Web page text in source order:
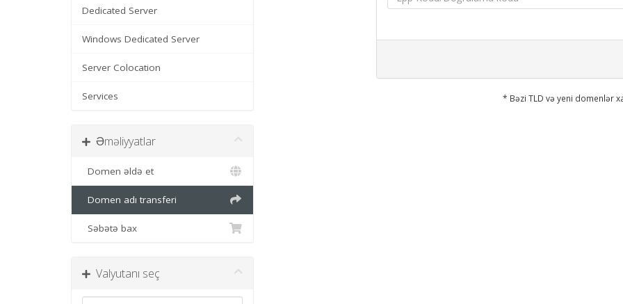
Dedicated Server
Windows Dedicated Server
Server Colocation
Services
Əməliyyatlar
Domen əldə et
Domen adı transferi
Səbətə bax
Valyutanı seç
* Bəzi TLD və yeni domenlər